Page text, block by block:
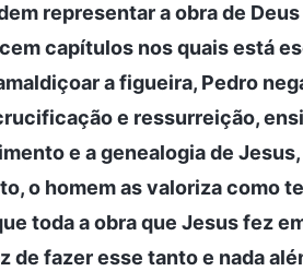
representar a obra de
capítulos nos quais está
a figueira, Pedro
e ressurreição,
e a genealogia de
o homem as valoriza como
toda a obra que Jesus fez
de fazer esse tanto e nada